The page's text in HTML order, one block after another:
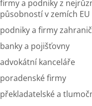
firmy a podniky z
působností v zemích EU
podniky a firmy
banky a pojišťovny
advokátní kanceláře
poradenské firmy
překladatelské a